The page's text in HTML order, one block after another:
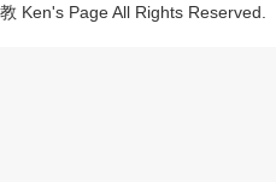
Ken's Page All Rights Reserved.